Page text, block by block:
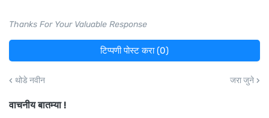
Thanks For Your Valuable Response
टिप्पणी पोस्ट करा (0)
थोडे नवीन जरा जुने
वाचनीय बातम्या !